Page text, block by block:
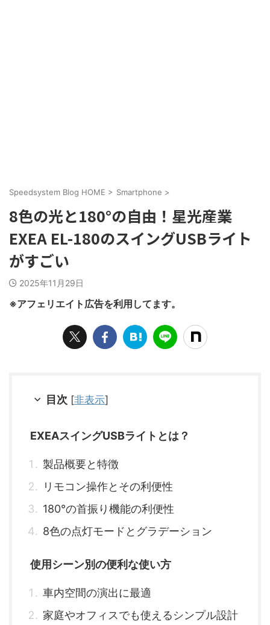
Speedsystem Blog HOME > Smartphone >
8色の光と180°の自由！星光産業
EXEA EL-180のスイングUSBライト
がすごい
2025年11月29日
※アフェリエイト広告を利用してます。
目次 [非表示]
EXEAスイングUSBライトとは？
製品概要と特徴
リモコン操作とその利便性
180°の首振り機能の利便性
8色の点灯モードとグラデーション
使用シーン別の便利な使い方
車内空間の演出に最適
家庭やオフィスでも使えるシンプル設計